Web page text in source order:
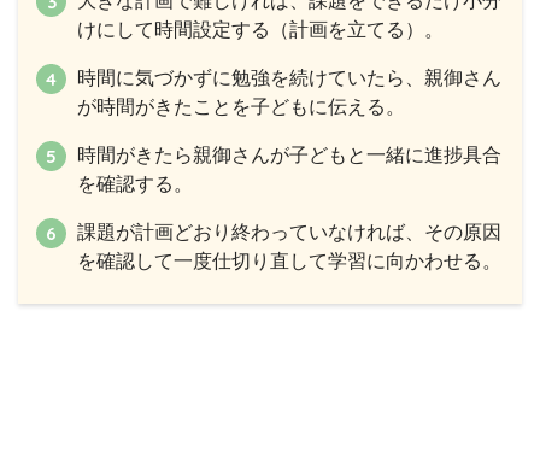
けにして時間設定する（計画を立てる）。
時間に気づかずに勉強を続けていたら、親御さん
が時間がきたことを子どもに伝える。
時間がきたら親御さんが子どもと一緒に進捗具合
を確認する。
課題が計画どおり終わっていなければ、その原因
を確認して一度仕切り直して学習に向かわせる。